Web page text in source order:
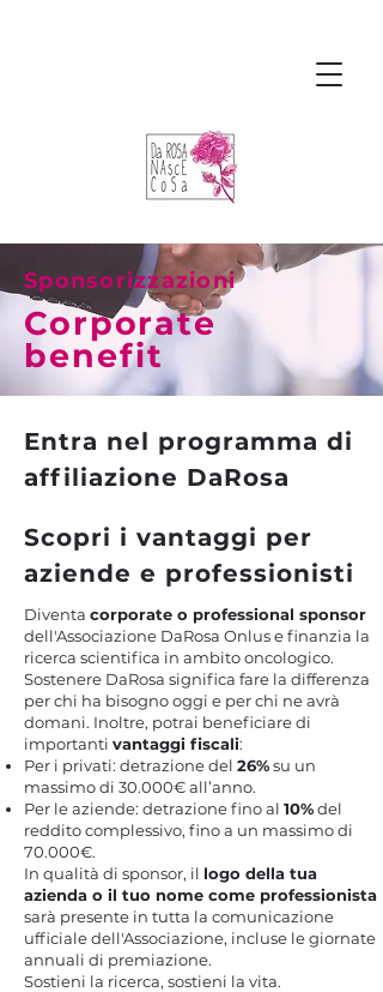
Sponsorizzazioni
Corporate
benefit
Entra nel programma di
affiliazione DaRosa
Scopri i vantaggi per
aziende e professionisti
Diventa corporate o professional sponsor
dell'Associazione DaRosa Onlus e finanzia la
ricerca scientifica in ambito oncologico.
Sostenere DaRosa significa fare la differenza
per chi ha bisogno oggi e per chi ne avrà
domani. Inoltre, potrai beneficiare di
importanti vantaggi fiscali:
Per i privati: detrazione del 26%su un
massimo di 30.000€ all’anno.
Per le aziende: detrazione fino al 10%del
reddito complessivo, fino a un massimo di
70.000€.
In qualità di sponsor, il logo della tua
azienda o il tuo nome come professionista
sarà presente in tutta la comunicazione
ufficiale dell'Associazione, incluse le giornate
annuali di premiazione.
Sostieni la ricerca, sostieni la vita.